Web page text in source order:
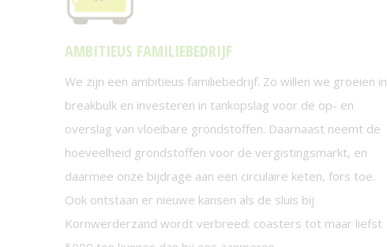
AMBITIEUS FAMILIEBEDRIJF
We zijn een ambitieus familiebedrijf. Zo willen we groeien in
breakbulk en investeren in tankopslag voor de op- en
overslag van vloeibare grondstoffen. Daarnaast neemt de
hoeveelheid grondstoffen voor de vergistingsmarkt, en
daarmee onze bijdrage aan een circulaire keten, fors toe.
Ook ontstaan er nieuwe kansen als de sluis bij
Kornwerderzand wordt verbreed: coasters tot maar liefst